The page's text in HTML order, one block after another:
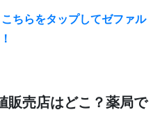
ちらをタップしてゼファル
販売店はどこ？薬局で